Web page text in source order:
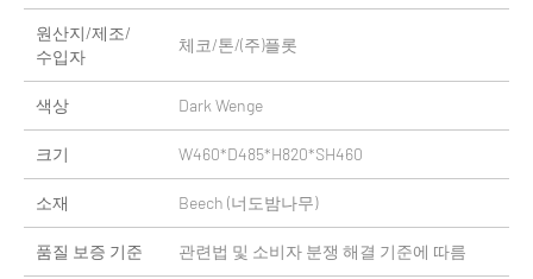
원산지/제조/
수입자
체코/톤/(주)플롯
색상 Dark Wenge
크기 W460*D485*H820*SH460
소재 Beech (너도밤나무)
품질 보증 기준 관련법 및 소비자 분쟁 해결 기준에 따름